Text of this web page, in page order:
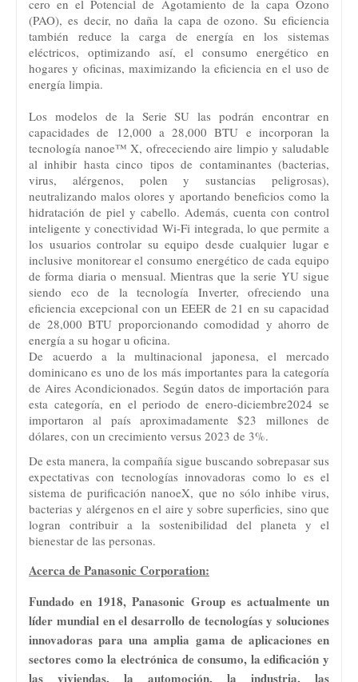
cero en el Potencial de Agotamiento de la capa Ozono
(PAO), es decir, no daña la capa de ozono. Su eficiencia
también reduce la carga de energía en los sistemas
eléctricos, optimizando así, el consumo energético en
hogares y oficinas, maximizando la eficiencia en el uso de
energía limpia.
Los modelos de la Serie SU las podrán encontrar en
capacidades de 12,000 a 28,000 BTU e incorporan la
tecnología nanoe™ X, ofrececiendo aire limpio y saludable
al inhibir hasta cinco tipos de contaminantes (bacterias,
virus, alérgenos, polen y sustancias peligrosas),
neutralizando malos olores y aportando beneficios como la
hidratación de piel y cabello. Además, cuenta con control
inteligente y conectividad Wi-Fi integrada, lo que permite a
los usuarios controlar su equipo desde cualquier lugar e
inclusive monitorear el consumo energético de cada equipo
de forma diaria o mensual. Mientras que la serie YU sigue
siendo eco de la tecnología Inverter, ofreciendo una
eficiencia excepcional con un EEER de 21 en su capacidad
de 28,000 BTU proporcionando comodidad y ahorro de
energía a su hogar u oficina.
De acuerdo a la multinacional japonesa, el mercado
dominicano es uno de los más importantes para la categoría
de Aires Acondicionados. Según datos de importación para
esta categoría, en el periodo de enero-diciembre2024 se
importaron al país aproximadamente $23 millones de
dólares, con un crecimiento versus 2023 de 3%.
De esta manera, la compañía sigue buscando sobrepasar sus
expectativas con tecnologías innovadoras como lo es el
sistema de purificación nanoeX, que no sólo inhibe virus,
bacterias y alérgenos en el aire y sobre superficies, sino que
logran contribuir a la sostenibilidad del planeta y el
bienestar de las personas.
Acerca de Panasonic Corporation:
Fundado en 1918, Panasonic Group es actualmente un
líder mundial en el desarrollo de tecnologías y soluciones
innovadoras para una amplia gama de aplicaciones en
sectores como la electrónica de consumo, la edificación y
las viviendas, la automoción, la industria, las